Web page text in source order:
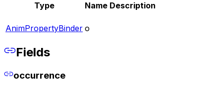
Type Name Description
AnimPropertyBinder o
Fields
occurrence